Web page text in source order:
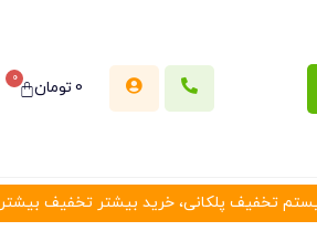
0تومان 0
تخفیف پلکانی، خرید بیشتر تخفیف بیشتر